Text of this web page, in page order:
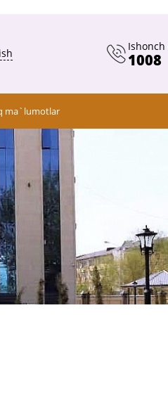
1008
ma`lumotlar